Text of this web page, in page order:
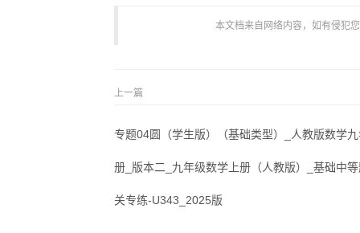
本文档来自网络内容，如有侵犯
上一篇
专题04圆（学生版）（基础类型）_人教版数学
册_版本二_九年级数学上册（人教版）_基础中
关专练-U343_2025版